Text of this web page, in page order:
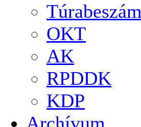
OKT
AK
RPDDK
KDP